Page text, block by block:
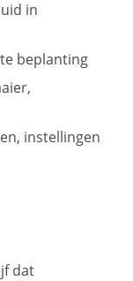
in
beplanting
instellingen
dat